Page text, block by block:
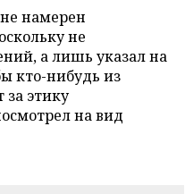
намерен
не
а лишь указал на
кто-нибудь из
этику
на вид